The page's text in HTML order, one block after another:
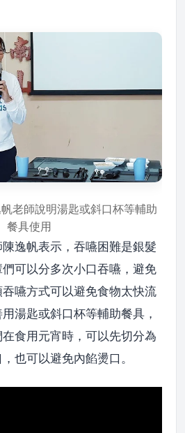
老師說明湯匙或斜口杯等輔助
餐具使用
逸帆表示，吞嚥困難是銀髮
可以分多次小口吞嚥，避免
嚥方式可以避免食物太快流
湯匙或斜口杯等輔助餐具，
食用元宵時，可以先切分為
也可以避免內餡燙口。